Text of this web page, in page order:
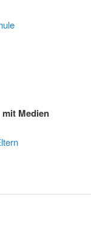
Medien